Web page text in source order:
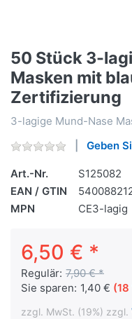
50 Stück 3-
Masken mit
Zertifizierung
3-lagige Mund-Nase
Geben
Art.-Nr.
S125082
EAN / GTIN
MPN
CE3-lagig
6,50 € *
Regulär: 7,90 € *
Sie sparen: 1,40 € (18
zzgl. MwSt. (19%) zzgl.